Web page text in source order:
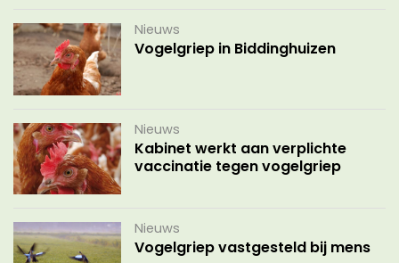
Nieuws
Vogelgriep in Biddinghuizen
Nieuws
Kabinet werkt aan verplichte
vaccinatie tegen vogelgriep
Nieuws
Vogelgriep vastgesteld bij mens